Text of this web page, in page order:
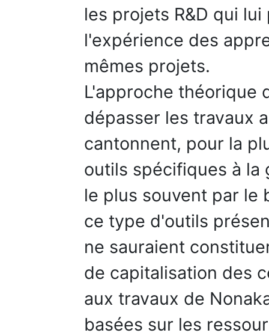
les projets R&D qui
l'expérience des
mêmes projets.
L'approche théorique
dépasser les travaux
cantonnent, pour la
outils spécifiques à la
le plus souvent par le
ce type d'outils
ne sauraient
de capitalisation des
aux travaux de
basées sur les